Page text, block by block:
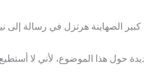
الصهاينة هرتزل في رسالة إلى
حول هذا الموضوع، لأني لا